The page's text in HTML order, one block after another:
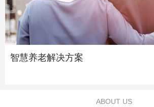
智慧养老解决方案
ABOUT US